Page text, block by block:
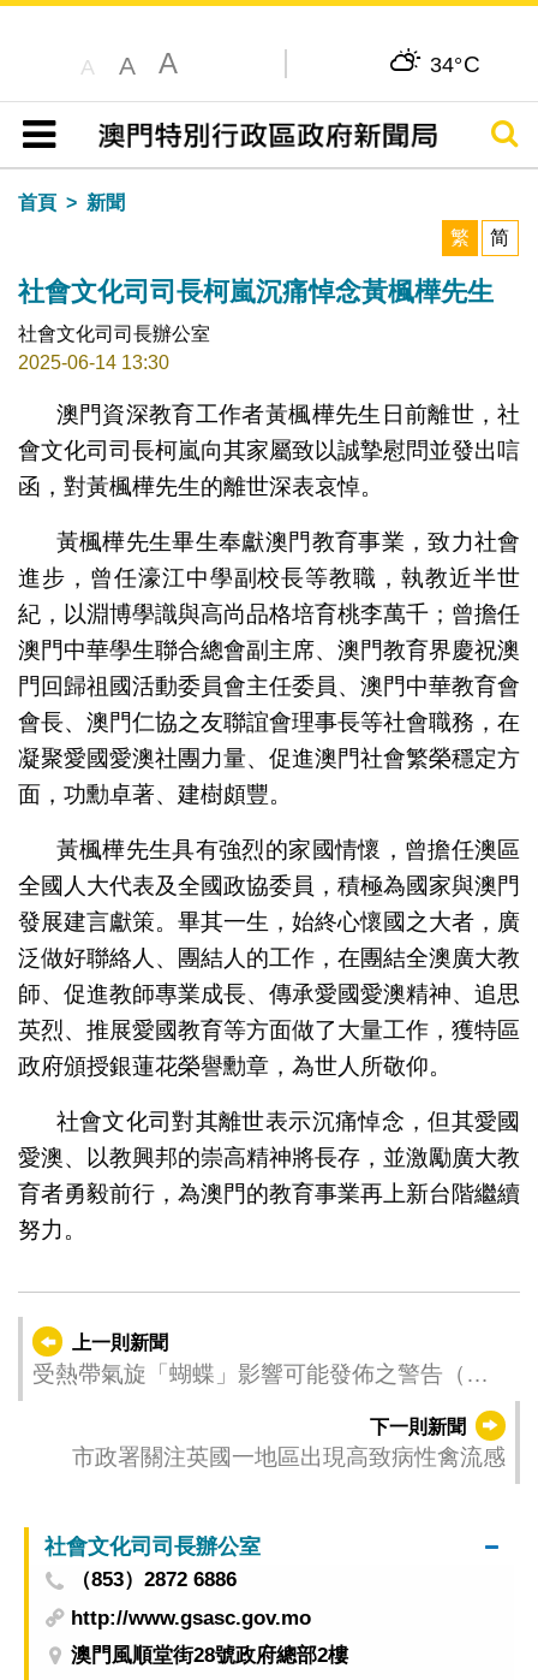
A A A 34°C
目錄
搜尋
首頁
新聞
繁
简
社會文化司司長柯嵐沉痛悼念黃楓樺先生
社會文化司司長辦公室
2025-06-14 13:30
澳門資深教育工作者黃楓樺先生日前離世，社
會文化司司長柯嵐向其家屬致以誠摯慰問並發出唁
函，對黃楓樺先生的離世深表哀悼。
黃楓樺先生畢生奉獻澳門教育事業，致力社會
進步，曾任濠江中學副校長等教職，執教近半世
紀，以淵博學識與高尚品格培育桃李萬千；曾擔任
澳門中華學生聯合總會副主席、澳門教育界慶祝澳
門回歸祖國活動委員會主任委員、澳門中華教育會
會長、澳門仁協之友聯誼會理事長等社會職務，在
凝聚愛國愛澳社團力量、促進澳門社會繁榮穩定方
面，功勳卓著、建樹頗豐。
黃楓樺先生具有強烈的家國情懷，曾擔任澳區
全國人大代表及全國政協委員，積極為國家與澳門
發展建言獻策。畢其一生，始終心懷國之大者，廣
泛做好聯絡人、團結人的工作，在團結全澳廣大教
師、促進教師專業成長、傳承愛國愛澳精神、追思
英烈、推展愛國教育等方面做了大量工作，獲特區
政府頒授銀蓮花榮譽勳章，為世人所敬仰。
社會文化司對其離世表示沉痛悼念，但其愛國
愛澳、以教興邦的崇高精神將長存，並激勵廣大教
育者勇毅前行，為澳門的教育事業再上新台階繼續
努力。
上一則新聞
受熱帶氣旋「蝴蝶」影響可能發佈之警告（更
下一則新聞
市政署關注英國一地區出現高致病性禽流感
社會文化司司長辦公室
（853）2872 6886
http://www.gsasc.gov.mo
澳門風順堂街28號政府總部2樓